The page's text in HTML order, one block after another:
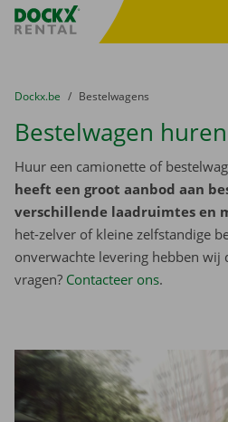
Fratello DEMO
U bevindt zich hier:
van
Dockx.be naar
Bestelwagens
Bestelwagen
Huur een camionette of
heeft een groot aanbod aan
verschillende laadruimtes en
het-zelver of kleine zelfstandige
onverwachte levering hebben wij
vragen? Contacteer ons.